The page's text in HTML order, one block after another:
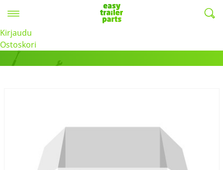
Kirjaudu
Ostoskori
Tuotteet